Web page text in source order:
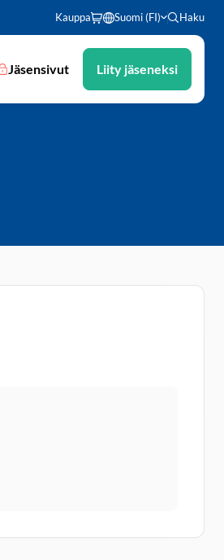
Kauppa Suomi (FI) Haku
Jäsensivut Liity jäseneksi